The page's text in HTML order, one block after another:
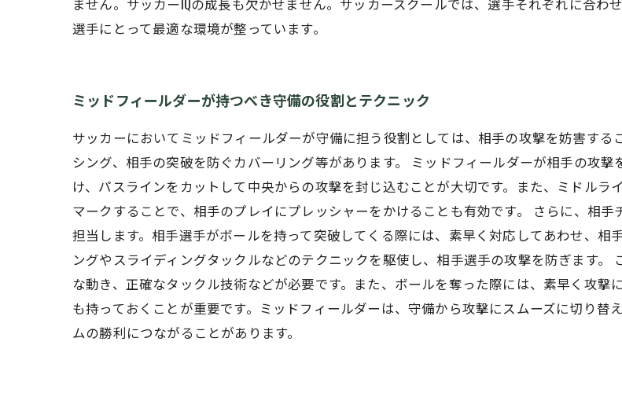
選手にとって最適な環境が整っています。
ミッドフィールダーが持つべき守備の役割とテクニック
サッカーにおいてミッドフィールダーが守備に担う役割としては、相手の攻撃を妨害す
シング、相手の突破を防ぐカバーリング等があります。 ミッドフィールダーが相手の攻
け、パスラインをカットして中央からの攻撃を封じ込むことが大切です。また、ミドル
マークすることで、相手のプレイにプレッシャーをかけることも有効です。 さらに、相
担当します。相手選手がボールを持って突破してくる際には、素早く対応してあわせ、
ングやスライディングタックルなどのテクニックを駆使し、相手選手の攻撃を防ぎます
な動き、正確なタックル技術などが必要です。また、ボールを奪った際には、素早く攻
も持っておくことが重要です。ミッドフィールダーは、守備から攻撃にスムーズに切り替
ムの勝利につながることがあります。